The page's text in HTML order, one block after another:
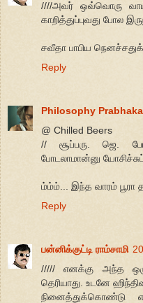
////அவர் ஒவ்வொரு வாய்
காறித்துப்புவது போல
சவீதா பாபிய
Reply
Philosophy
@ Chilled Beers
// சூப்பரு. ஜெ.
போடலாமான்னு
ம்ம்ம்... இந்த வாரம் பூரா
Reply
பன்னிக்குட்டி ராம்சாமி
///// எனக்கு அந்த
தெரியாது. உடனே